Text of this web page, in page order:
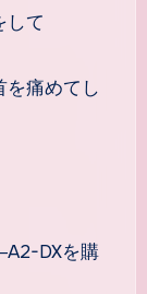
して
を痛めてし
DXを購